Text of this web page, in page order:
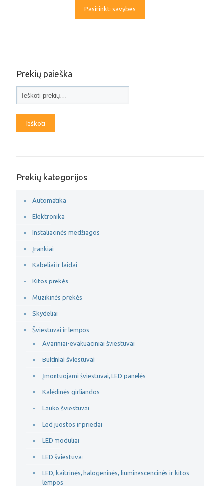
Pasirinkti savybes
Prekių paieška
Ieškoti
Prekių kategorijos
Automatika
Elektronika
Instaliacinės medžiagos
Įrankiai
Kabeliai ir laidai
Kitos prekės
Muzikinės prekės
Skydeliai
Šviestuvai ir lempos
Avariniai-evakuaciniai šviestuvai
Buitiniai šviestuvai
Įmontuojami šviestuvai, LED panelės
Kalėdinės girliandos
Lauko šviestuvai
Led juostos ir priedai
LED moduliai
LED šviestuvai
LED, kaitrinės, halogeninės, liuminescencinės ir kitos
lempos